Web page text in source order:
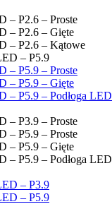
– P2.6 – Proste
– P2.6 – Gięte
– P2.6 – Kątowe
– P5.9
– P5.9 – Proste
– P5.9 – Gięte
– P5.9 – Podłoga LED
– P3.9 – Proste
– P5.9 – Proste
– P5.9 – Gięte
– P5.9 – Podłoga LED
– P3.9
– P5.9